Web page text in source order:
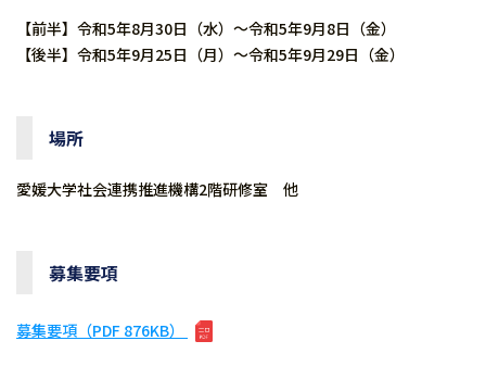
【前半】令和5年8月30日（水）～令和5年9月8日（金）
【後半】令和5年9月25日（月）～令和5年9月29日（金）
場所
愛媛大学社会連携推進機構2階研修室 他
募集要項
募集要項（PDF 876KB）